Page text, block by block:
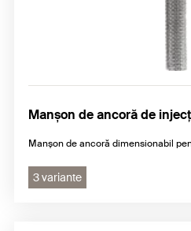
Manșon de ancoră de
Manșon de ancoră dimensionabil
3 variante